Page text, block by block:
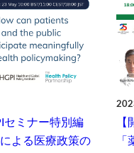
セミナー特別編
よる医療政策の